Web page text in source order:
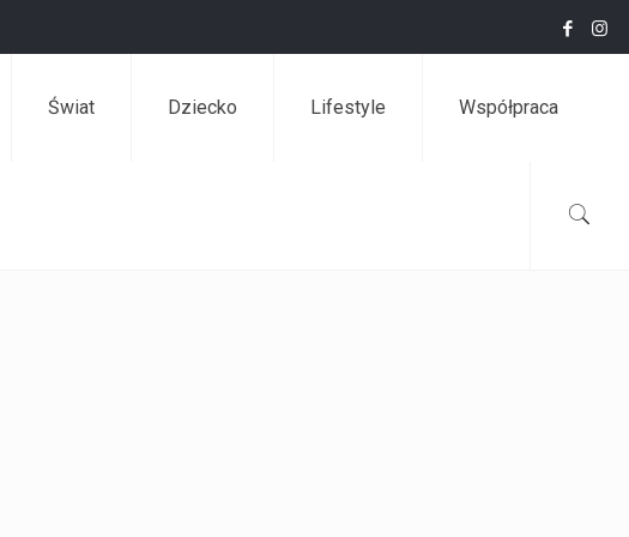
Świat Dziecko Lifestyle Współpraca